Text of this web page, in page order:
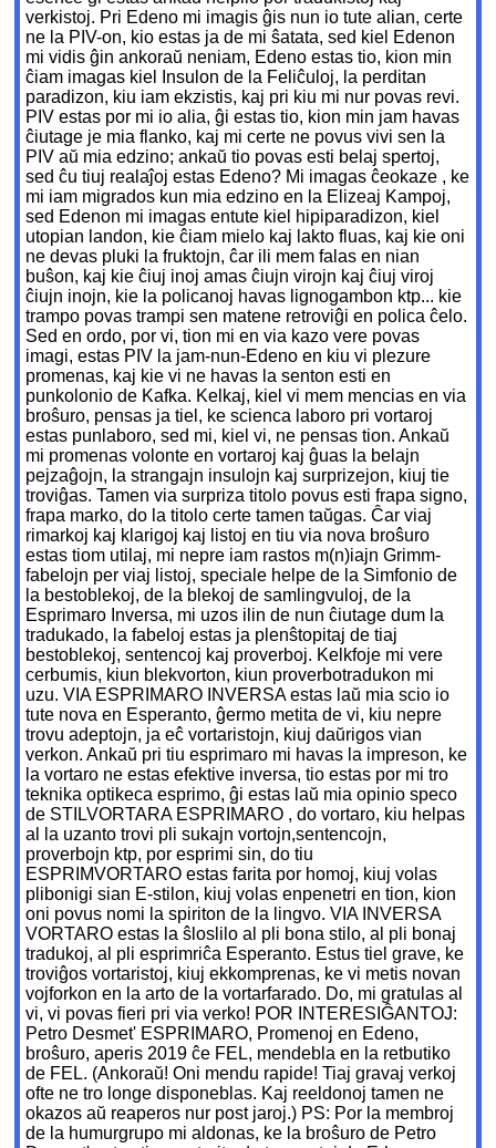
verkistoj. Pri Edeno mi imagis ĝis nun io tute alian, certe
ne la PIV-on, kio estas ja de mi ŝatata, sed kiel Edenon
mi vidis ĝin ankoraŭ neniam, Edeno estas tio, kion min
ĉiam imagas kiel Insulon de la Feliĉuloj, la perditan
paradizon, kiu iam ekzistis, kaj pri kiu mi nur povas revi.
PIV estas por mi io alia, ĝi estas tio, kion min jam havas
ĉiutage je mia flanko, kaj mi certe ne povus vivi sen la
PIV aŭ mia edzino; ankaŭ tio povas esti belaj spertoj,
sed ĉu tiuj realaĵoj estas Edeno? Mi imagas ĉeokaze , ke
mi iam migrados kun mia edzino en la Elizeaj Kampoj,
sed Edenon mi imagas entute kiel hipiparadizon, kiel
utopian landon, kie ĉiam mielo kaj lakto fluas, kaj kie oni
ne devas pluki la fruktojn, ĉar ili mem falas en nian
buŝon, kaj kie ĉiuj inoj amas ĉiujn virojn kaj ĉiuj viroj
ĉiujn inojn, kie la policanoj havas lignogambon ktp... kie
trampo povas trampi sen matene retroviĝi en polica ĉelo.
Sed en ordo, por vi, tion mi en via kazo vere povas
imagi, estas PIV la jam-nun-Edeno en kiu vi plezure
promenas, kaj kie vi ne havas la senton esti en
punkolonio de Kafka. Kelkaj, kiel vi mem mencias en via
broŝuro, pensas ja tiel, ke scienca laboro pri vortaroj
estas punlaboro, sed mi, kiel vi, ne pensas tion. Ankaŭ
mi promenas volonte en vortaroj kaj ĝuas la belajn
pejzaĝojn, la strangajn insulojn kaj surprizejon, kiuj tie
troviĝas. Tamen via surpriza titolo povus esti frapa signo,
frapa marko, do la titolo certe tamen taŭgas. Ĉar viaj
rimarkoj kaj klarigoj kaj listoj en tiu via nova broŝuro
estas tiom utilaj, mi nepre iam rastos m(n)iajn Grimm-
fabelojn per viaj listoj, speciale helpe de la Simfonio de
la bestoblekoj, de la blekoj de samlingvuloj, de la
Esprimaro Inversa, mi uzos ilin de nun ĉiutage dum la
tradukado, la fabeloj estas ja plenŝtopitaj de tiaj
bestoblekoj, sentencoj kaj proverboj. Kelkfoje mi vere
cerbumis, kiun blekvorton, kiun proverbotradukon mi
uzu. VIA ESPRIMARO INVERSA estas laŭ mia scio io
tute nova en Esperanto, ĝermo metita de vi, kiu nepre
trovu adeptojn, ja eĉ vortaristojn, kiuj daŭrigos vian
verkon. Ankaŭ pri tiu esprimaro mi havas la impreson, ke
la vortaro ne estas efektive inversa, tio estas por mi tro
teknika optikeca esprimo, ĝi estas laŭ mia opinio speco
de STILVORTARA ESPRIMARO , do vortaro, kiu helpas
al la uzanto trovi pli sukajn vortojn,sentencojn,
proverbojn ktp, por esprimi sin, do tiu
ESPRIMVORTARO estas farita por homoj, kiuj volas
plibonigi sian E-stilon, kiuj volas enpenetri en tion, kion
oni povus nomi la spiriton de la lingvo. VIA INVERSA
VORTARO estas la ŝloslilo al pli bona stilo, al pli bonaj
tradukoj, al pli esprimriĉa Esperanto. Estus tiel grave, ke
troviĝos vortaristoj, kiuj ekkomprenas, ke vi metis novan
vojforkon en la arto de la vortarfarado. Do, mi gratulas al
vi, vi povas fieri pri via verko! POR INTERESIĜANTOJ:
Petro Desmet' ESPRIMARO, Promenoj en Edeno,
broŝuro, aperis 2019 ĉe FEL, mendebla en la retbutiko
de FEL. (Ankoraŭ! Oni mendu rapide! Tiaj gravaj verkoj
ofte ne tro longe disponeblas. Kaj reeldonoj tamen ne
okazos aŭ reaperos nur post jaroj.) PS: Por la membroj
de la humurgrupo mi aldonas, ke la broŝuro de Petro